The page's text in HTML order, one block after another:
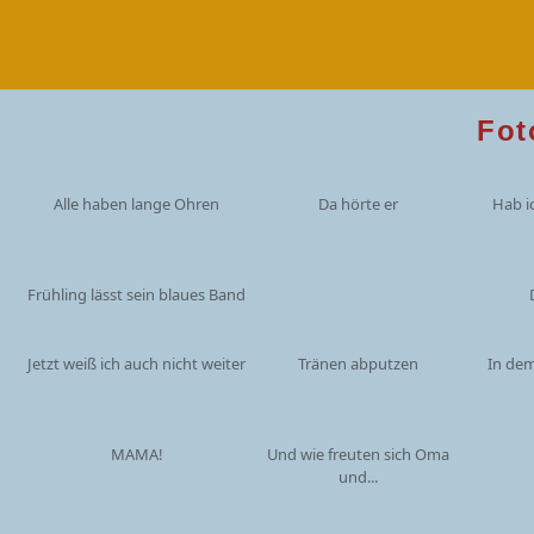
Alle haben lange Ohren Da hörte er Hab
Frühling lässt sein blaues Band
Jetzt weiß ich auch nicht weiter Tränen abputzen In
MAMA!
Und wie freuten sich Oma
und...